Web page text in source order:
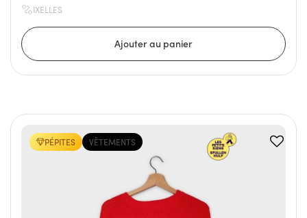
IXELLES
VÊTEMENTS
PÉPITES